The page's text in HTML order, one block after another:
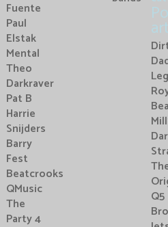
Fuente
Paul
Elstak
Mental
Theo
Darkraver
Pat B
Harrie
Snijders
Barry
Fest
Beatcrooks
QMusic
The
Party 4
Q5